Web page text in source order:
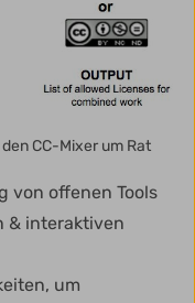
CC-Mixer um Rat
von offenen Tools
& interaktiven
um